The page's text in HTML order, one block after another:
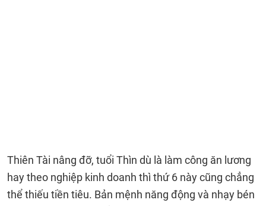
Thiên Tài nâng đỡ, tuổi Thìn dù là làm công ăn lương
hay theo nghiệp kinh doanh thì thứ 6 này cũng chẳng
thể thiếu tiền tiêu. Bản mệnh năng động và nhạy bén